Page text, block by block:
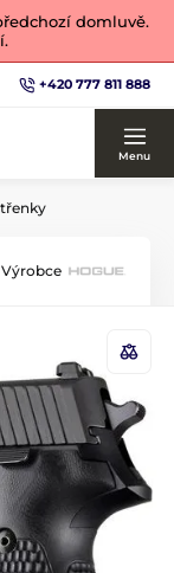
domluvě.
+420 777 811 888
Menu
Výrobce